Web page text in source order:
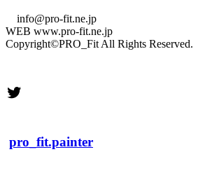
info@pro-fit.ne.jp
WEB www.pro-fit.ne.jp
Copyright©PRO_Fit All Rights Reserved.
Twitter
pro_fit.painter